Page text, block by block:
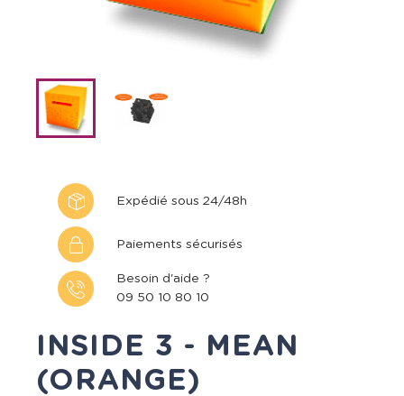
Expédié sous 24/48h
Paiements sécurisés
Besoin d'aide ?
09 50 10 80 10
INSIDE 3 - MEAN
(ORANGE)